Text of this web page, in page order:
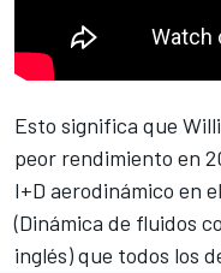
Esto significa que
peor rendimiento en
I+D aerodinámico en el
(Dinámica de fluidos
inglés) que todos los